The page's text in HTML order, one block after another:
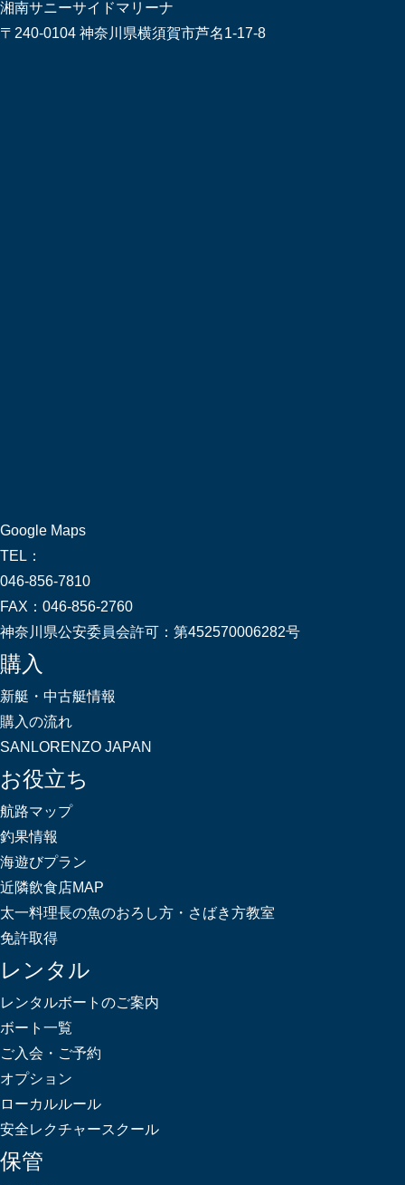
湘南サニーサイドマリーナ
〒240-0104 神奈川県横須賀市芦名1-17-8
Google Maps
TEL：
046-856-7810
FAX： 046-856-2760
神奈川県公安委員会許可： 第452570006282号
購入
新艇・中古艇情報
購入の流れ
SANLORENZO JAPAN
お役立ち
航路マップ
釣果情報
海遊びプラン
近隣飲食店MAP
太一料理長の魚のおろし方・さばき方教室
免許取得
レンタル
レンタルボートのご案内
ボート一覧
ご入会・ご予約
オプション
ローカルルール
安全レクチャースクール
保管